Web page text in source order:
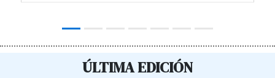
ÚLTIMA EDICIÓN